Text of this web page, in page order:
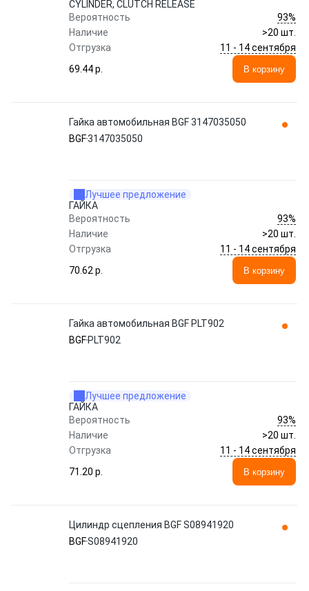
CYLINDER, CLUTCH RELEASE
Вероятность
93%
Наличие
>20 шт.
Отгрузка
11 - 14 сентября
69.44 p.
В корзину
Гайка автомобильная BGF 3147035050
BGF3147035050
Лучшее предложение
ГАЙКА
Вероятность
93%
Наличие
>20 шт.
Отгрузка
11 - 14 сентября
70.62 p.
В корзину
Гайка автомобильная BGF PLT902
BGF PLT902
Лучшее предложение
ГАЙКА
Вероятность
93%
Наличие
>20 шт.
Отгрузка
11 - 14 сентября
71.20 p.
В корзину
Цилиндр сцепления BGF S08941920
BGFS08941920